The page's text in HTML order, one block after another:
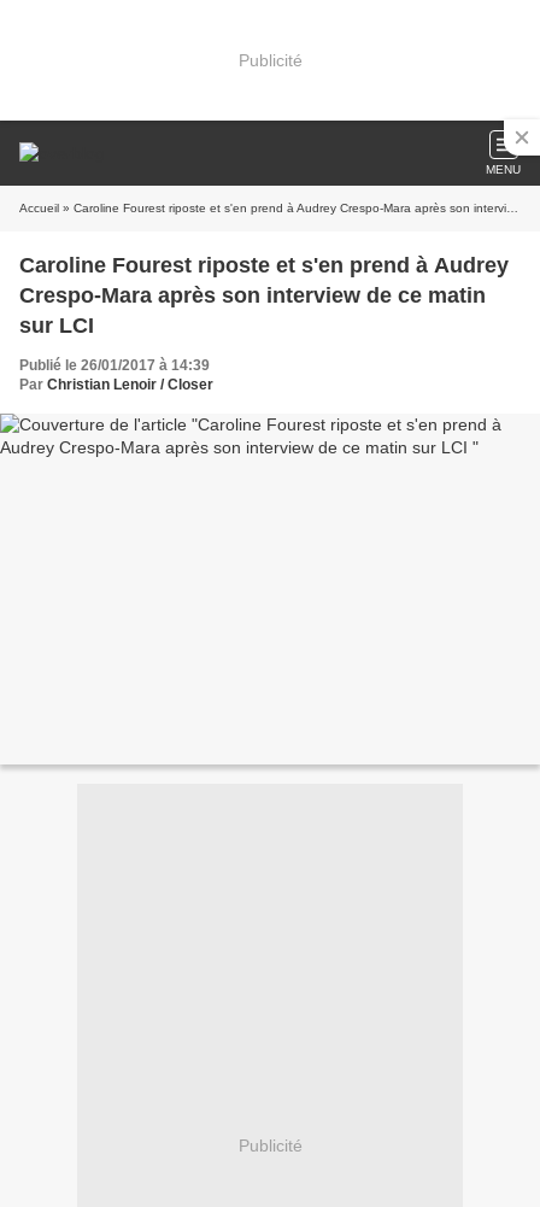
Publicité
MENU
Accueil » Caroline Fourest riposte et s'en prend à Audrey Crespo-Mara après son interview de ce matin sur LCI
Caroline Fourest riposte et s'en prend à Audrey
Crespo-Mara après son interview de ce matin
sur LCI
Publié le 26/01/2017 à 14:39
Par Christian Lenoir / Closer
Publicité